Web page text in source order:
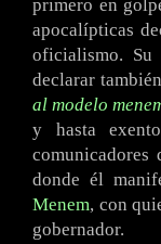
primero en
apocalípticas
oficialismo. Su
declarar
al modelo
y hasta
comunicadores
donde él
Menem, con
gobernador.